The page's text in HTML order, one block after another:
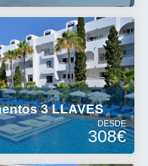
3 LLAVES
DESDE
308€